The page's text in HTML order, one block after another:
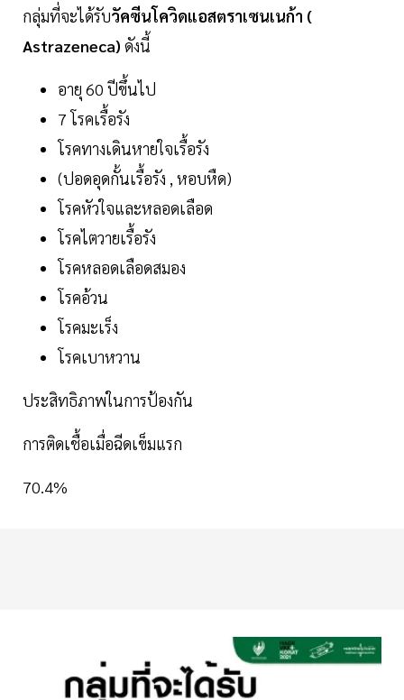
กลุ่มที่จะได้รับวัคซีนโควิดแอสตราเซนเนก้า (
Astrazeneca) ดังนี้
อายุ 60 ปีขึ้นไป
7 โรคเรื้อรัง
โรคทางเดินหายใจเรื้อรัง
(ปอดอุดกั้นเรื้อรัง , หอบหืด)
โรคหัวใจและหลอดเลือด
โรคไตวายเรื้อรัง
โรคหลอดเลือดสมอง
โรคอ้วน
โรคมะเร็ง
โรคเบาหวาน
ประสิทธิภาพในการป้องกัน
การติดเชื้อเมื่อฉีดเข็มแรก
70.4%